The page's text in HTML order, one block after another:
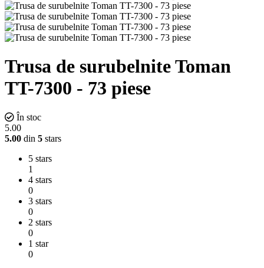
Trusa de surubelnite Toman
TT-7300 - 73 piese
În stoc
5.00
5.00 din 5 stars
5 stars
1
4 stars
0
3 stars
0
2 stars
0
1 star
0